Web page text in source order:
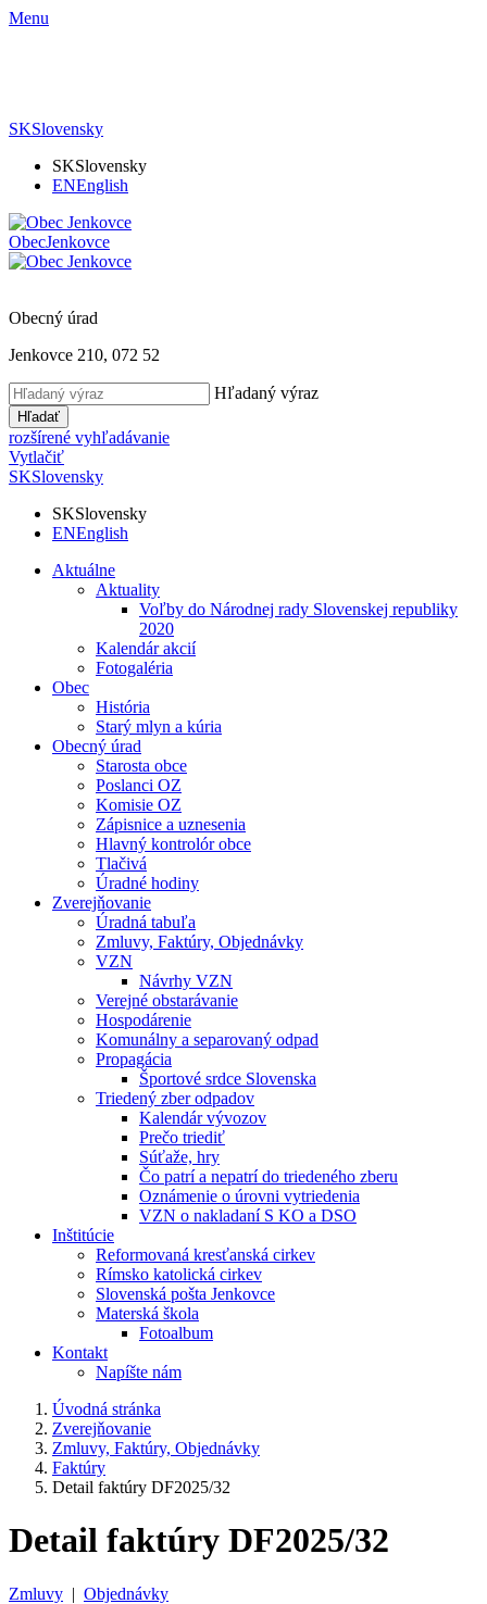
Menu
SKSlovensky
SKSlovensky
ENEnglish
ObecJenkovce
Obecný úrad
Jenkovce 210, 072 52
Hľadaný výraz
Hľadať
rozšírené vyhľadávanie
Vytlačiť
SKSlovensky
SKSlovensky
ENEnglish
Aktuálne
Aktuality
Voľby do Národnej rady Slovenskej republiky
2020
Kalendár akcií
Fotogaléria
Obec
História
Starý mlyn a kúria
Obecný úrad
Starosta obce
Poslanci OZ
Komisie OZ
Zápisnice a uznesenia
Hlavný kontrolór obce
Tlačivá
Úradné hodiny
Zverejňovanie
Úradná tabuľa
Zmluvy, Faktúry, Objednávky
VZN
Návrhy VZN
Verejné obstarávanie
Hospodárenie
Komunálny a separovaný odpad
Propagácia
Športové srdce Slovenska
Triedený zber odpadov
Kalendár vývozov
Prečo triediť
Súťaže, hry
Čo patrí a nepatrí do triedeného zberu
Oznámenie o úrovni vytriedenia
VZN o nakladaní S KO a DSO
Inštitúcie
Reformovaná kresťanská cirkev
Rímsko katolická cirkev
Slovenská pošta Jenkovce
Materská škola
Fotoalbum
Kontakt
Napíšte nám
Úvodná stránka
Zverejňovanie
Zmluvy, Faktúry, Objednávky
Faktúry
Detail faktúry DF2025/32
Detail faktúry DF2025/32
Zmluvy | Objednávky